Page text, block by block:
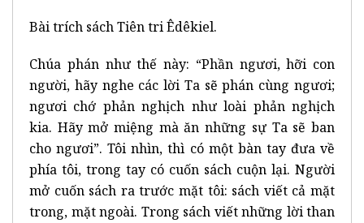
Bài trích sách Tiên tri Êdêkiel.
Chúa phán như thế này: “Phần ngươi, hỡi con
người, hãy nghe các lời Ta sẽ phán cùng ngươi;
ngươi chớ phản nghịch như loài phản nghịch
kia. Hãy mở miệng mà ăn những sự Ta sẽ ban
cho ngươi”. Tôi nhìn, thì có một bàn tay đưa về
phía tôi, trong tay có cuốn sách cuộn lại. Người
mở cuốn sách ra trước mặt tôi: sách viết cả mặt
trong, mặt ngoài. Trong sách viết những lời than